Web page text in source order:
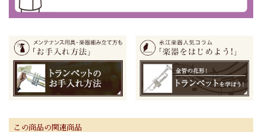
この商品の関連商品